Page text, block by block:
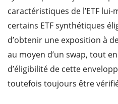
caractéristiques de l’ETF lui-
certains ETF synthétiques
d’obtenir une exposition à
au moyen d’un swap, tout
d’éligibilité de cette
toutefois toujours être